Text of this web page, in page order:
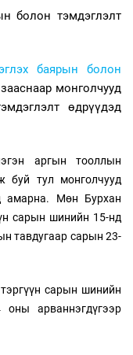
болон тэмдэглэлт
баярын болон
зааснаар монголчууд
өдрүүдэд
аргын тооллын
буй тул монголчууд
амарна. Мөн Бурхан
сарын шинийн 15-нд
тавдугаар сарын 23-
сарын шинийн
оны арваннэгдүгээр